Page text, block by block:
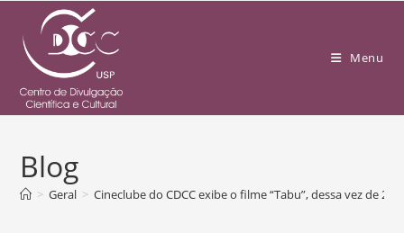
Menu
Blog
> Geral > Cineclube do CDCC exibe o filme “Tabu”, dessa vez de